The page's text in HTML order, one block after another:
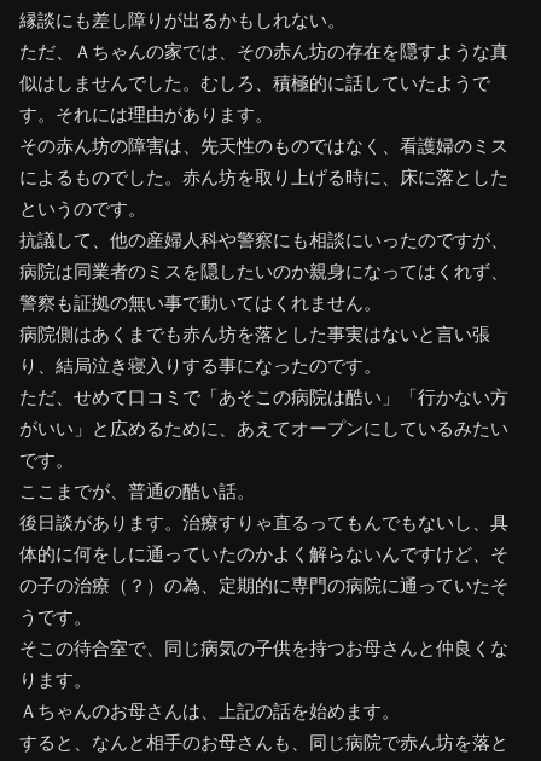
縁談にも差し障りが出るかもしれない。
ただ、Ａちゃんの家では、その赤ん坊の存在を隠すような真
似はしませんでした。むしろ、積極的に話していたようで
す。それには理由があります。
その赤ん坊の障害は、先天性のものではなく、看護婦のミス
によるものでした。赤ん坊を取り上げる時に、床に落とした
というのです。
抗議して、他の産婦人科や警察にも相談にいったのですが、
病院は同業者のミスを隠したいのか親身になってはくれず、
警察も証拠の無い事で動いてはくれません。
病院側はあくまでも赤ん坊を落とした事実はないと言い張
り、結局泣き寝入りする事になったのです。
ただ、せめて口コミで「あそこの病院は酷い」「行かない方
がいい」と広めるために、あえてオープンにしているみたい
です。
ここまでが、普通の酷い話。
後日談があります。治療すりゃ直るってもんでもないし、具
体的に何をしに通っていたのかよく解らないんですけど、そ
の子の治療（？）の為、定期的に専門の病院に通っていたそ
うです。
そこの待合室で、同じ病気の子供を持つお母さんと仲良くな
ります。
Ａちゃんのお母さんは、上記の話を始めます。
すると、なんと相手のお母さんも、同じ病院で赤ん坊を落と